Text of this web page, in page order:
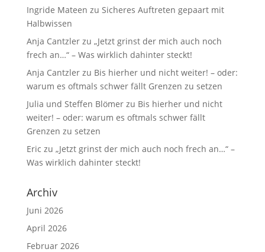
Ingride Mateen zu Sicheres Auftreten gepaart mit
Halbwissen
Anja Cantzlerzu „Jetzt grinst der mich auch noch
frech an…“ – Was wirklich dahinter steckt!
Anja Cantzlerzu Bis hierher und nicht weiter! – oder:
warum es oftmals schwer fällt Grenzen zu setzen
Julia und Steffen Blömerzu Bis hierher und nicht
weiter! – oder: warum es oftmals schwer fällt
Grenzen zu setzen
Eric zu „Jetzt grinst der mich auch noch frech an…“ –
Was wirklich dahinter steckt!
Archiv
Juni 2026
April 2026
Februar 2026